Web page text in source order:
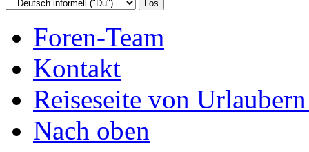
Foren-Team
Kontakt
Reiseseite von
Nach oben